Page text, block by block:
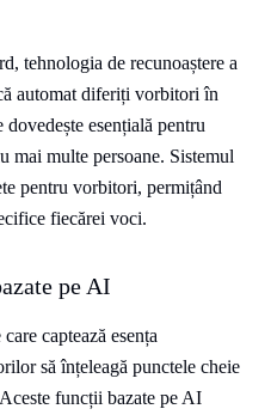
tehnologia de recunoaștere a
automat diferiți vorbitori în
esențială pentru
mai multe persoane. Sistemul
pentru vorbitori, permițând
fiecărei voci.
pe AI
captează esența
să înțeleagă punctele cheie
funcții bazate pe AI